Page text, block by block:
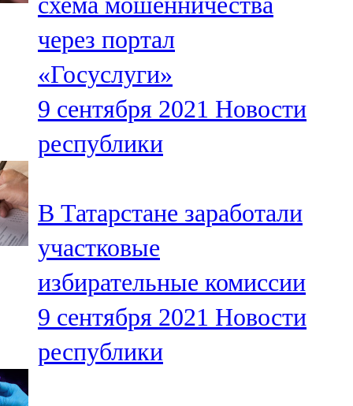
Олы Әтнә
71,42 FM
Сарман
107,8 FM
Теләче
Түбән Кама
102,6 FM
Чирмешән
107,7 FM
Чистай
через портал
«Госуслуги»
9 сентября 2021 Новости
республики
В Татарстане заработали
участковые
избирательные комиссии
9 сентября 2021 Новости
республики